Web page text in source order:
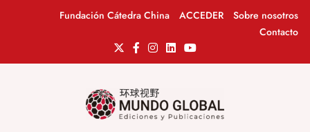
Fundación Cátedra China ACCEDER
Sobre nosotros
Contacto